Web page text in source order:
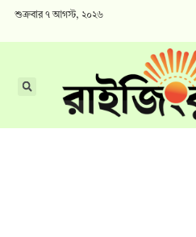
শুক্রবার ৭ আগস্ট, ২০২৬